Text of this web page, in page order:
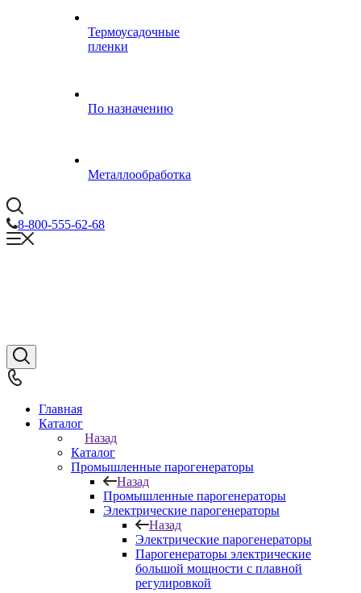
Термоусадочные
пленки
По назначению
Металлообработка
8-800-555-62-68
Главная
Каталог
Назад
Каталог
Промышленные парогенераторы
Назад
Промышленные парогенераторы
Электрические парогенераторы
Назад
Электрические парогенераторы
Парогенераторы электрические
большой мощности с плавной
регулировкой